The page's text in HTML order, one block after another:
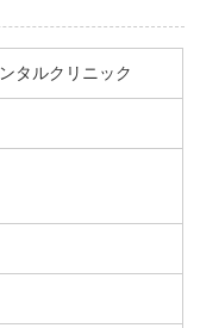
タルクリニック